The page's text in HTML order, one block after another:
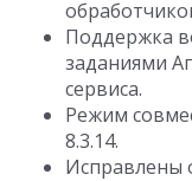
Поддержка
заданиями
сервиса.
Режим
8.3.14.
Исправлены